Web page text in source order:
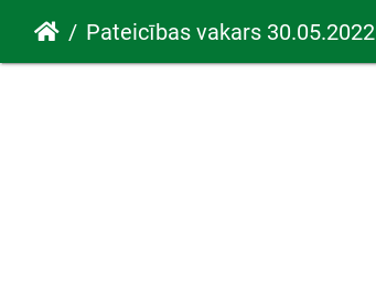
Pateicības vakars 30.05.2022